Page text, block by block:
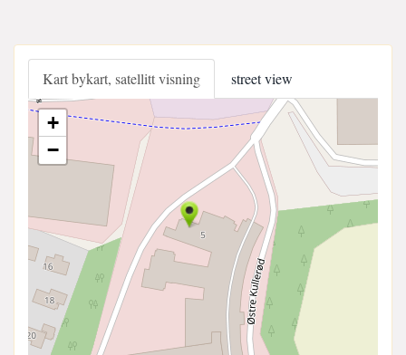
Kart bykart, satellitt visning street view
+
−